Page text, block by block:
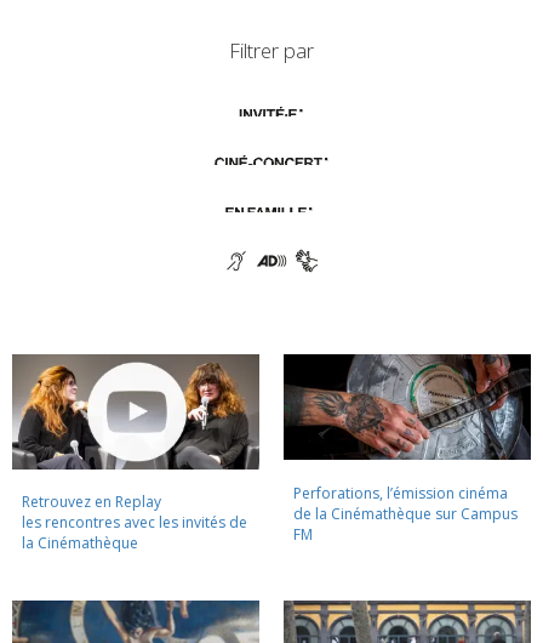
Filtrer par
Retrouvez en Replay
les rencontres avec les invités de
la Cinémathèque
Perforations, l’émission cinéma
de la Cinémathèque sur Campus
FM